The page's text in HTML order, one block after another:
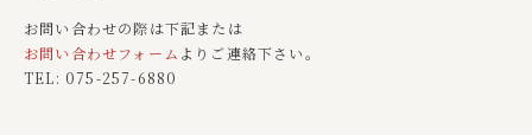
お問い合わせの際は下記または
お問い合わせフォーム よりご連絡下さい。
TEL: 075-257-6880